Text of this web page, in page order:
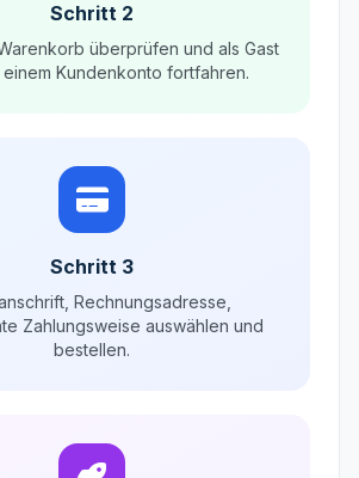
Schritt 2
überprüfen und als Gast
Kundenkonto fortfahren.
Schritt 3
Rechnungsadresse,
Zahlungsweise auswählen und
bestellen.